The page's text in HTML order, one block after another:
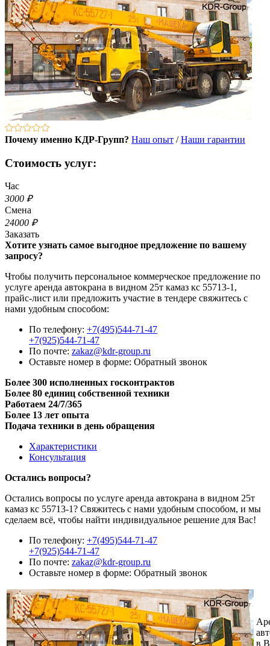
Почему именно КДР-Групп? Наш опыт /Наши гарантии
Стоимость услуг:
Час
3000 ₽
Смена
24000 ₽
Заказать
Хотите узнать самое выгодное предложение по вашему
запросу?
Чтобы получить персональное коммерческое предложение по
услуге аренда автокрана в видном 25т камаз кс 55713-1,
прайс-лист или предложить участие в тендере свяжитесь с
нами удобным способом:
По телефону: +7(495)544-71-47
+7(925)544-71-47
По почте: zakaz@kdr-group.ru
Оставьте номер в форме: Обратный звонок
Более 300 исполненных госконтрактов
Более 80 единиц собственной техники
Работаем 24/7/365
Более 13 лет опыта
Подача техники в день обращения
Характеристики
Консультация
Остались вопросы?
Остались вопросы по услуге аренда автокрана в видном 25т
камаз кс 55713-1? Свяжитесь с нами удобным способом, и мы
сделаем всё, чтобы найти индивидуальное решение для Вас!
По телефону: +7(495)544-71-47
+7(925)544-71-47
По почте: zakaz@kdr-group.ru
Оставьте номер в форме: Обратный звонок
в